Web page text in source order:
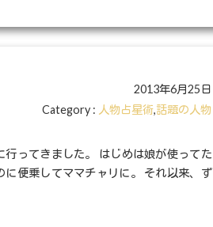
2013年6月25日
Category : 人物占星術,話題の人物
ってきました。 はじめは娘が使ってた
便乗してママチャリに。 それ以来、ず